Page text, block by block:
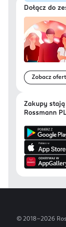
Dołącz do
Zobacz
Zakupy
Rossmann PL
© 2018-2026